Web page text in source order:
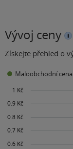
Vývoj ceny
Získejte přehled o
Maloobchodní cena